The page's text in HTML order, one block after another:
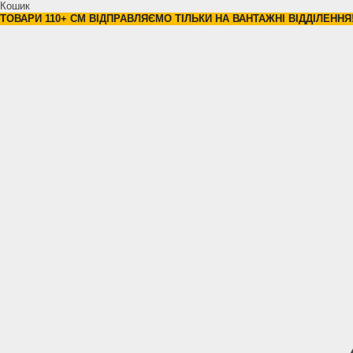
Кошик
ТОВАРИ 110+ СМ ВІДПРАВЛЯЄМО ТІЛЬКИ НА ВАНТАЖНІ